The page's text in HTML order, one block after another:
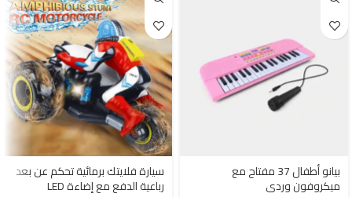
بيانو أطفال 37 مفتاح مع
ميكروفون وردي
سيارة فلايتك برمائية تحكم عن بعد
رباعية الدفع مع إضاءة LED